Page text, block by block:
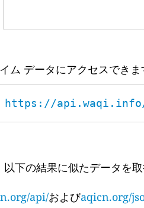
ム データにアクセスできま
https://api.waqi.info/
下の結果に似たデータを取
api/およびaqicn.org/